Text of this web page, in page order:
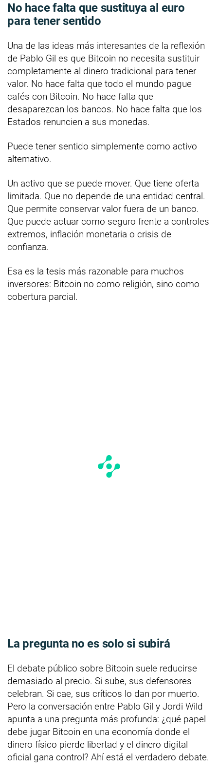
No hace falta que sustituya al euro
para tener sentido
Una de las ideas más interesantes de la reflexión
de Pablo Gil es que Bitcoin no necesita sustituir
completamente al dinero tradicional para tener
valor. No hace falta que todo el mundo pague
cafés con Bitcoin. No hace falta que
desaparezcan los bancos. No hace falta que los
Estados renuncien a sus monedas.
Puede tener sentido simplemente como activo
alternativo.
Un activo que se puede mover. Que tiene oferta
limitada. Que no depende de una entidad central.
Que permite conservar valor fuera de un banco.
Que puede actuar como seguro frente a controles
extremos, inflación monetaria o crisis de
confianza.
Esa es la tesis más razonable para muchos
inversores: Bitcoin no como religión, sino como
cobertura parcial.
La pregunta no es solo si subirá
El debate público sobre Bitcoin suele reducirse
demasiado al precio. Si sube, sus defensores
celebran. Si cae, sus críticos lo dan por muerto.
Pero la conversación entre Pablo Gil y Jordi Wild
apunta a una pregunta más profunda: ¿qué papel
debe jugar Bitcoin en una economía donde el
dinero físico pierde libertad y el dinero digital
oficial gana control? Ahí está el verdadero debate.